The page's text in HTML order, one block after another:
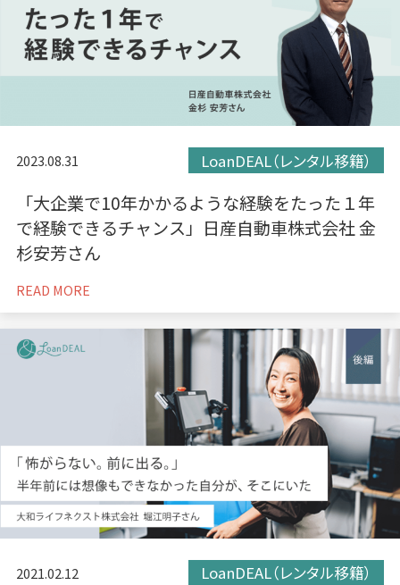
2023.08.31 LoanDEAL（レンタル移籍）
「大企業で10年かかるような経験をたった１年
で経験できるチャンス」日産自動車株式会社 金
杉安芳さん
READ MORE
2021.02.12 LoanDEAL（レンタル移籍）